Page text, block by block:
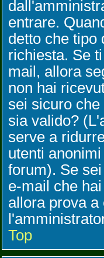
entrare.
detto che tipo
richiesta. Se
mail, allora
non hai
sei sicuro
sia valido?
serve a
utenti
forum). Se
e-mail che
allora prova a
Top